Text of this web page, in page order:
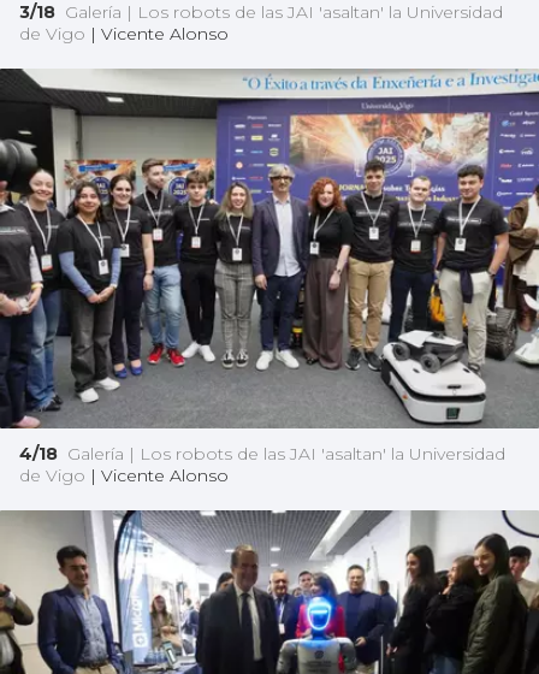
3/18 Galería | Los robots de las JAI 'asaltan' la Universidad
de Vigo | Vicente Alonso
4/18 Galería | Los robots de las JAI 'asaltan' la Universidad
de Vigo | Vicente Alonso